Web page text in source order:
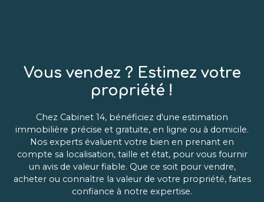
extérieurs,une cuisine indépendante,trois
chambres, chacune équipée d'un grand
placard,une salle de bains avec baignoire, lavabo
séparéTravaux de rafraîchissement à prévoir. Une
cave ainsi que 2 places de parking (une extérieur
et une en sous-sol) complètent ce bien. Charges :
211€/mois Taxe foncière 2025 : 2124€ DPE : D Bien
soumis au statut de la copropriété, pas de
procédure en cours. Les informations sur les
risques auxquels ce bien est exposé sont
Vous vendez ? Estimez votre
propriété !
Chez Cabinet 14, bénéficiez d'une estimation
immobilière précise et gratuite, en ligne ou à domicile.
Nos experts évaluent votre bien en prenant en
compte sa localisation, taille et état, pour vous fournir
un avis de valeur fiable. Que ce soit pour vendre,
acheter ou connaître la valeur de votre propriété, faites
confiance à notre expertise.